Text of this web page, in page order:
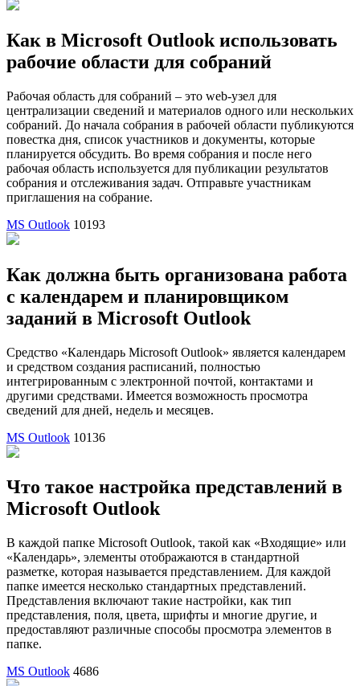
Как в Microsoft Outlook использовать
рабочие области для собраний
Рабочая область для собраний – это web-узел для
централизации сведений и материалов одного или нескольких
собраний. До начала собрания в рабочей области публикуются
повестка дня, список участников и документы, которые
планируется обсудить. Во время собрания и после него
рабочая область используется для публикации результатов
собрания и отслеживания задач. Отправьте участникам
приглашения на собрание.
MS Outlook 10193
Как должна быть организована работа
с календарем и планировщиком
заданий в Microsoft Outlook
Средство «Календарь Microsoft Outlook» является календарем
и средством создания расписаний, полностью
интегрированным с электронной почтой, контактами и
другими средствами. Имеется возможность просмотра
сведений для дней, недель и месяцев.
MS Outlook 10136
Что такое настройка представлений в
Microsoft Outlook
В каждой папке Microsoft Outlook, такой как «Входящие» или
«Календарь», элементы отображаются в стандартной
разметке, которая называется представлением. Для каждой
папке имеется несколько стандартных представлений.
Представления включают такие настройки, как тип
представления, поля, цвета, шрифты и многие другие, и
предоставляют различные способы просмотра элементов в
папке.
MS Outlook 4686